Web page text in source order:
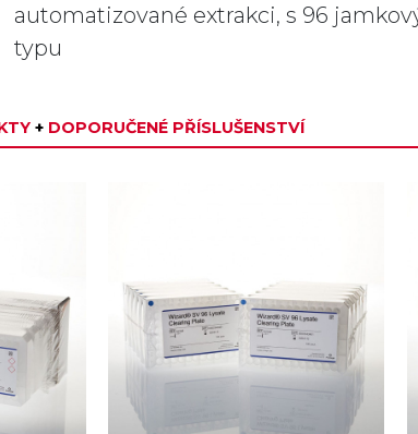
automatizované extrakci, s 96
typu
+ DOPORUČENÉ PŘÍSLUŠENSTVÍ